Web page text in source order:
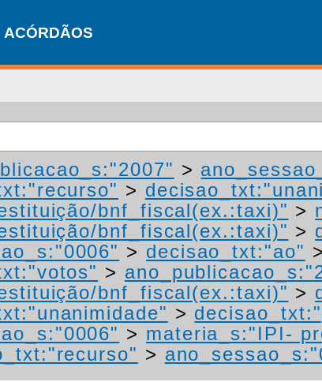
ACÓRDÃOS
>
>
bnf_fiscal(ex.:taxi)" >
bnf_fiscal(ex.:taxi)" >
> decisao_txt:"ao" >
>
bnf_fiscal(ex.:taxi)" >
>
> materia_s:"IPI-
>